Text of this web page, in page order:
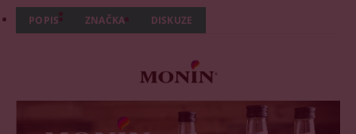
POPIS ZNAČKA DISKUZE